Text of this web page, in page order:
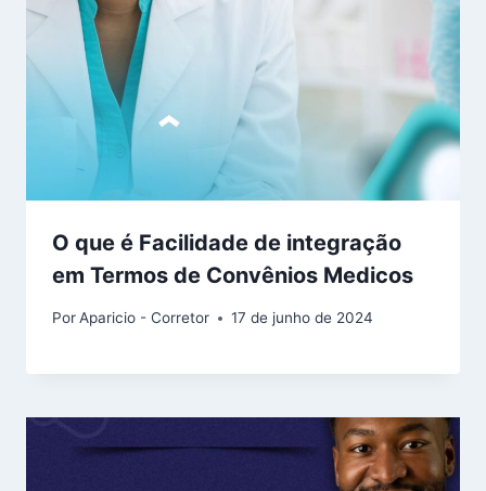
O que é Facilidade de integração
em Termos de Convênios Medicos
PorAparicio - Corretor 17 de junho de 2024